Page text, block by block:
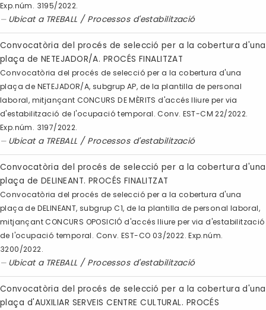
Exp.núm. 3195/2022.
Ubicat a TREBALL / Processos d'estabilització
Convocatòria del procés de selecció per a la cobertura d'una
plaça de NETEJADOR/A. PROCÉS FINALITZAT
Convocatòria del procés de selecció per a la cobertura d'una
plaça de NETEJADOR/A, subgrup AP, de la plantilla de personal
laboral, mitjançant CONCURS DE MÈRITS d'accés lliure per via
d'estabilització de l'ocupació temporal. Conv. EST-CM 22/2022.
Exp.núm. 3197/2022.
Ubicat a TREBALL / Processos d'estabilització
Convocatòria del procés de selecció per a la cobertura d'una
plaça de DELINEANT. PROCÉS FINALITZAT
Convocatòria del procés de selecció per a la cobertura d'una
plaça de DELINEANT, subgrup C1, de la plantilla de personal laboral,
mitjançant CONCURS OPOSICIÓ d'accés lliure per via d'estabilització
de l'ocupació temporal. Conv. EST-CO 03/2022. Exp.núm.
3200/2022.
Ubicat a TREBALL / Processos d'estabilització
Convocatòria del procés de selecció per a la cobertura d'una
plaça d'AUXILIAR SERVEIS CENTRE CULTURAL. PROCÉS